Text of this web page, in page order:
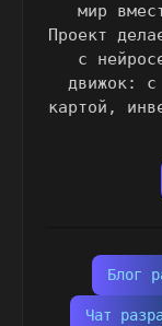
мир
Проект
с
движок: с
картой,
Блог
Чат